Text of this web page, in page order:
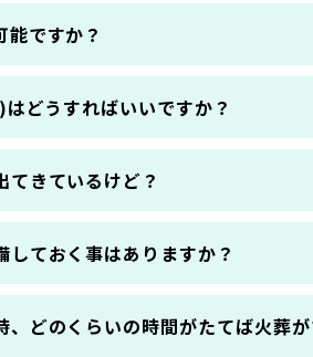
能ですか？
どうすればいいですか？
きているけど？
ておく事はありますか？
、どのくらいの時間がたてば火葬